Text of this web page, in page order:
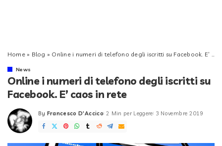
Home» Blog » Online i numeri di telefono degli iscritti su Facebook. E’ caos in rete
News
Online i numeri di telefono degli iscritti su
Facebook. E’ caos in rete
Posted
by
By Francesco D'Accico 2 Min per Leggere 3 Novembre 2019